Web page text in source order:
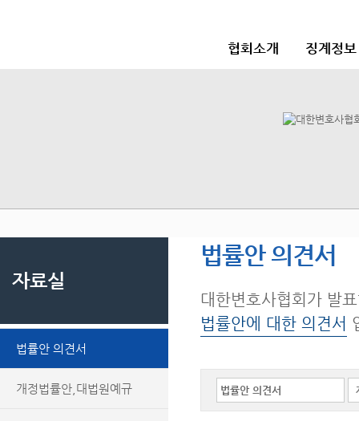
협회소개 징계정
자료실
법률안 의견서
개정법률안,대법원예규
법률안 의견서
대한변호사협회가 발
법률안에 대한 의견서